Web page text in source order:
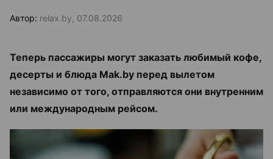
Автор: relax.by, 07.08.2026
Теперь пассажиры могут заказать любимый кофе,
десерты и блюда Mak.by перед вылетом
независимо от того, отправляются они внутренним
или международным рейсом.